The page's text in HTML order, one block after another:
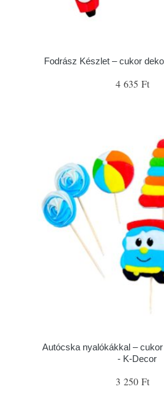
Fodrász Készlet – cukor
4 635 Ft
Autócska nyalókákkal –
- K-Decor
3 250 Ft